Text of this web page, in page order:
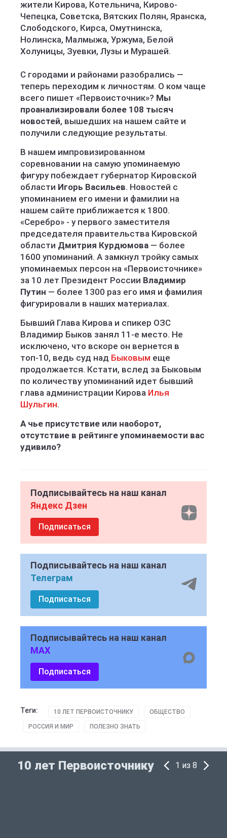
жители Кирова, Котельнича, Кирово-
Чепецка, Советска, Вятских Полян, Яранска,
Слободского, Кирса, Омутнинска,
Нолинска, Малмыжа, Уржума, Белой
Холуницы, Зуевки, Лузы и Мурашей.
С городами и районами разобрались —
теперь переходим к личностям. О ком чаще
всего пишет «Первоисточник»? Мы
проанализировали более 108 тысяч
новостей, вышедших на нашем сайте и
получили следующие результаты.
В нашем импровизированном
соревновании на самую упоминаемую
фигуру побеждает губернатор Кировской
области Игорь Васильев. Новостей с
упоминанием его имени и фамилии на
нашем сайте приближается к 1800.
«Серебро» - у первого заместителя
председателя правительства Кировской
области Дмитрия Курдюмова — более
1600 упоминаний. А замкнул тройку самых
упоминаемых персон на «Первоисточнике»
за 10 лет Президент России Владимир
Путин — более 1300 раз его имя и фамилия
фигурировали в наших материалах.
Бывший Глава Кирова и спикер ОЗС
Владимир Быков занял 11-е место. Не
исключено, что вскоре он вернется в
топ-10, ведь суд над Быковым еще
продолжается. Кстати, вслед за Быковым
по количеству упоминаний идет бывший
глава администрации Кирова Илья
Шульгин.
А чье присутствие или наоборот,
отсутствие в рейтинге упоминаемости вас
удивило?
Подписывайтесь на наш канал
Яндекс Дзен
Подписаться
Подписывайтесь на наш канал
Телеграм
Подписаться
Подписывайтесь на наш канал
MAX
Подписаться
Теги: 10 ЛЕТ ПЕРВОИСТОЧНИКУ ОБЩЕСТВО
РОССИЯ И МИР ПОЛЕЗНО ЗНАТЬ
10 лет Первоисточнику 1 из 8